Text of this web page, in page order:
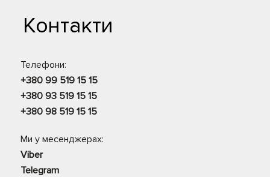
Контакти
Телефони:
+380 99 519 15 15
+380 93 519 15 15
+380 98 519 15 15
Ми у месенджерах:
Viber
Telegram